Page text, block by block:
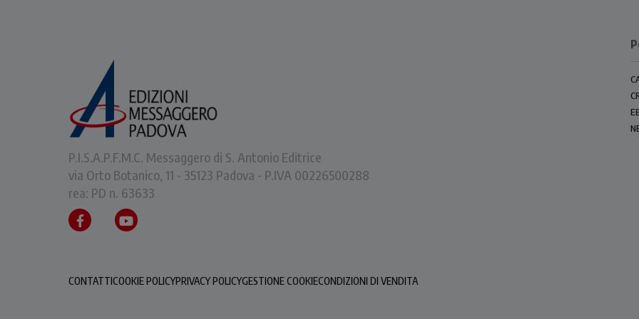
P.I.S.A.P.F.M.C. Messaggero di S. Antonio Editrice
via Orto Botanico, 11 - 35123 Padova - P.IVA 00226500288
rea: PD n. 63633
CONTATTICOOKIE POLICYPRIVACY POLICYGESTIONE COOKIECONDIZIONI DI VENDITA